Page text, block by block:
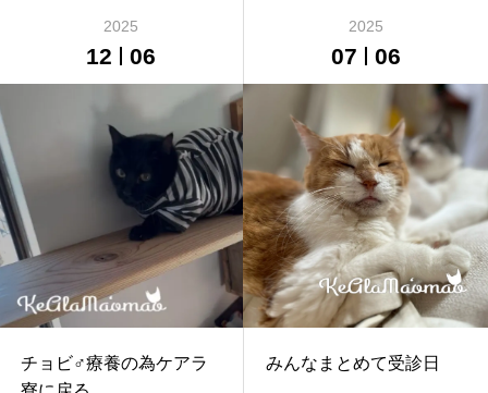
2025
12 06
チョビ♂療養の為ケアラ
2025
07 06
みんなまとめて受診日